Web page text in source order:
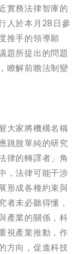
實務法律智庫的
人於本月28日參
推手的領導願
題所提出的問題
瞭解前瞻法制變
大家將機構名稱
跳脫單純的研究
律的轉譯者」角
，法律可能干涉
形成各種約束與
者未必聽得懂，
產業的關係，科
視產業推動，作
方向，促進科技